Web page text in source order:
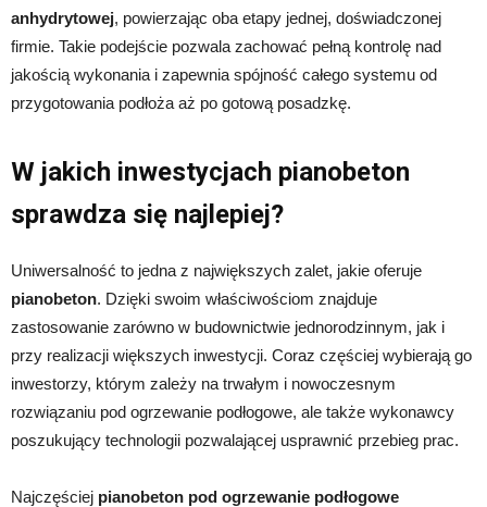
anhydrytowej, powierzając oba etapy jednej, doświadczonej
firmie. Takie podejście pozwala zachować pełną kontrolę nad
jakością wykonania i zapewnia spójność całego systemu od
przygotowania podłoża aż po gotową posadzkę.
W jakich inwestycjach pianobeton
sprawdza się najlepiej?
Uniwersalność to jedna z największych zalet, jakie oferuje
pianobeton. Dzięki swoim właściwościom znajduje
zastosowanie zarówno w budownictwie jednorodzinnym, jak i
przy realizacji większych inwestycji. Coraz częściej wybierają go
inwestorzy, którym zależy na trwałym i nowoczesnym
rozwiązaniu pod ogrzewanie podłogowe, ale także wykonawcy
poszukujący technologii pozwalającej usprawnić przebieg prac.
Najczęściej pianobeton pod ogrzewanie podłogowe